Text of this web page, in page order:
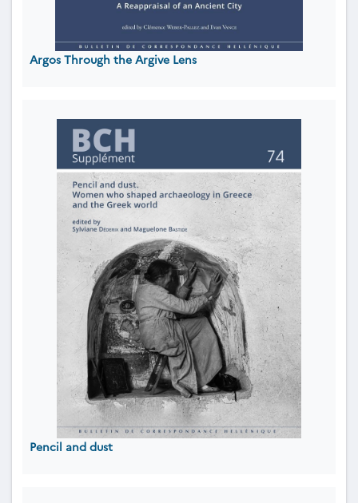
Argos Through the Argive Lens
Pencil and dust